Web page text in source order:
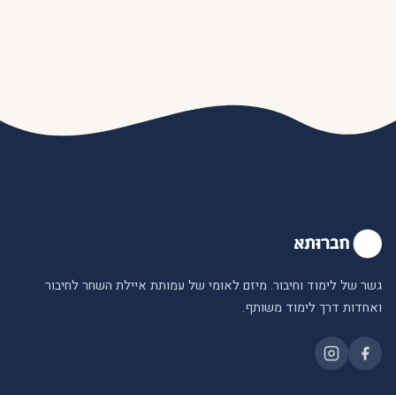
גשר של לימוד וחיבור. מיזם לאומי של עמותת איילת השחר לחיבור
ואחדות דרך לימוד משותף.